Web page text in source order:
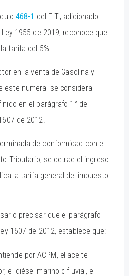
468-1 del E.T., adicionado
1955 de 2019, reconoce que
tarifa del 5%:
en la venta de Gasolina y
este numeral se considera
en el parágrafo 1° del
de 2012.
de conformidad con el
Tributario, se detrae el ingreso
la tarifa general del impuesto
precisar que el parágrafo
1607 de 2012, establece que:
por ACPM, el aceite
el diésel marino o fluvial, el